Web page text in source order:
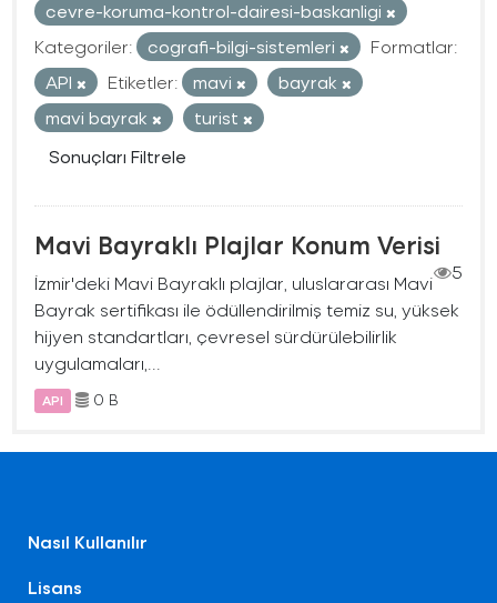
cevre-koruma-kontrol-dairesi-baskanligi
Kategoriler:
cografi-bilgi-sistemleri
Formatlar:
API
Etiketler: mavi
bayrak
mavi bayrak
turist
Sonuçları Filtrele
Mavi Bayraklı Plajlar Konum Verisi
5
İzmir'deki Mavi Bayraklı plajlar, uluslararası Mavi
Bayrak sertifikası ile ödüllendirilmiş temiz su, yüksek
hijyen standartları, çevresel sürdürülebilirlik
uygulamaları,...
API 0 B
Nasıl Kullanılır
Lisans